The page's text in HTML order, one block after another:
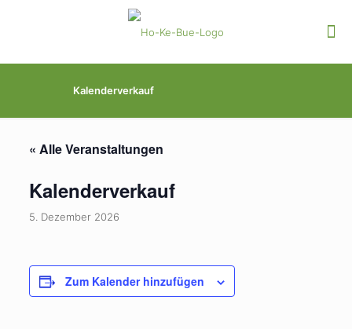
Kalenderverkauf
« Alle Veranstaltungen
Kalenderverkauf
5. Dezember 2026
Zum Kalender hinzufügen